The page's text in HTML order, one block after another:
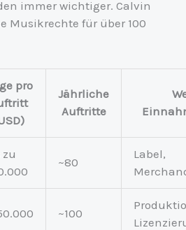
immer wichtiger. Calvin
Musikrechte für über 100
pro
Jährliche
Auftritte
zu
~80
Label,
~100